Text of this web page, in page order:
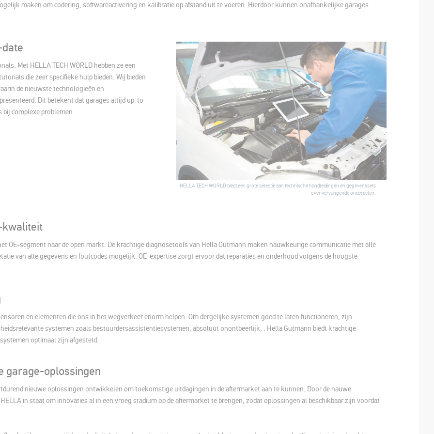
maken om codering, softwareactivering en kalibratie op afstand uit te voeren. Hierdoor kunnen onafhankelijke garages
date
Met HELLA TECH WORLD hebben ze een
die zeer specifieke hulp bieden. Wij bieden
de nieuwste technologieën en
Dit betekent dat garages altijd up-to-
complexe problemen.
HELLA TECH WORLD biedt een grote selectie aan technische handleidingen en gegevenssets
over vervangende onderdelen.
kwaliteit
OE-segment naar de open markt. De krachtige diagnosetools van Hella Gutmann maken nauwkeurige communicatie met alle
van alle gegevens en foutcodes mogelijk. OE-expertise zorgt ervoor dat reparaties en onderhoud volgens de hoogste
en elementen die ons in het wegverkeer enorm helpen. Om dergelijke systemen goed te laten functioneren, zijn
systemen zoals bestuurdersassistentiesystemen, absoluut onontbeerlijk, . Hella Gutmann biedt krachtige
optimaal zijn afgesteld.
garage-oplossingen
nieuwe oplossingen ontwikkelen om toekomstige uitdagingen in de aftermarket aan te kunnen. Door de nauwe
in staat om innovaties al in een vroeg stadium op de aftermarket te brengen, zodat oplossingen al beschikbaar zijn voordat